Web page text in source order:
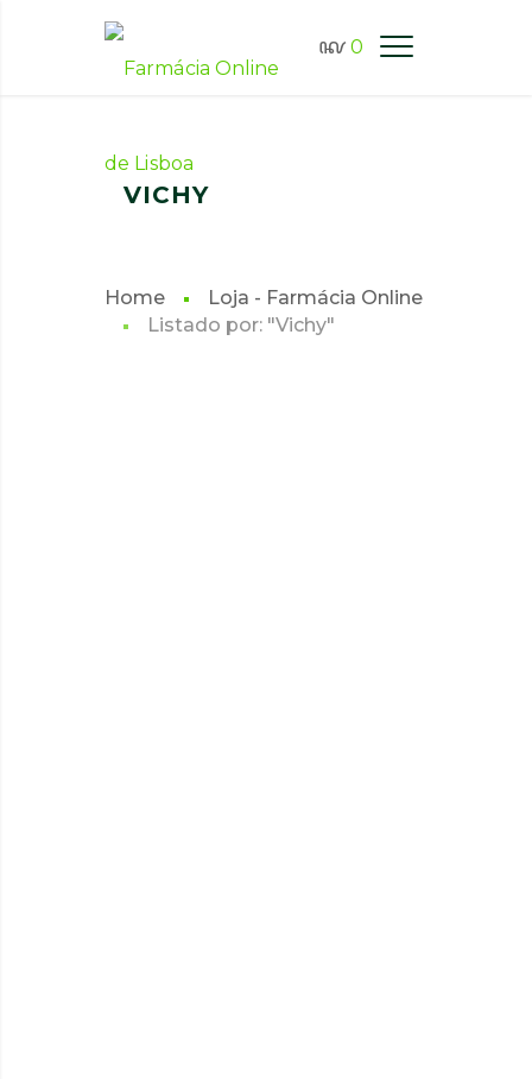
0
FARMÁCIA ONLINE LISBOA
VICHY
Home
Loja - Farmácia Online
Listado por: "Vichy"